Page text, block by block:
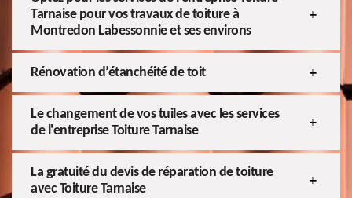
Tarnaise pour vos travaux de toiture à
Montredon Labessonnie et ses environs
Rénovation d’étanchéité de toit
Le changement de vos tuiles avec les services
de l'entreprise Toiture Tarnaise
La gratuité du devis de réparation de toiture
avec Toiture Tarnaise